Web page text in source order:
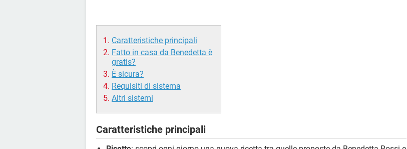
Caratteristiche principali
Fatto in casa da Benedetta è
gratis?
È sicura?
Requisiti di sistema
Altri sistemi
Caratteristiche principali